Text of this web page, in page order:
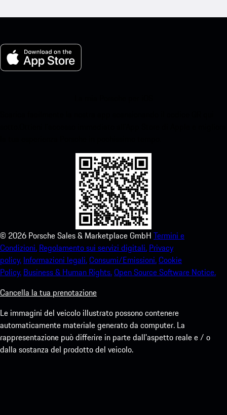
© 2026 Porsche Sales & Marketplace GmbH Termini e
Condizioni. Regolamento sui servizi digitali. Privacy
policy. Informazioni legali.Consumi/Emissioni.Cookie
Policy. Business & Human Rights.Open Source Software Notice.
Cancella la tua prenotazione
Le immagini del veicolo illustrato possono contenere
automaticamente materiale generato da computer. La
rappresentazione può differire in parte dall'aspetto reale e / o
dalla sostanza del prodotto del veicolo.